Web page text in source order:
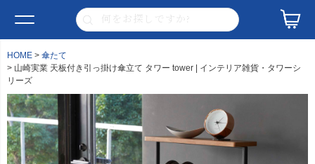
HOME
傘たて
山崎実業 天板付き引っ掛け傘立て タワー tower | インテリア雑貨・タワーシ
リーズ